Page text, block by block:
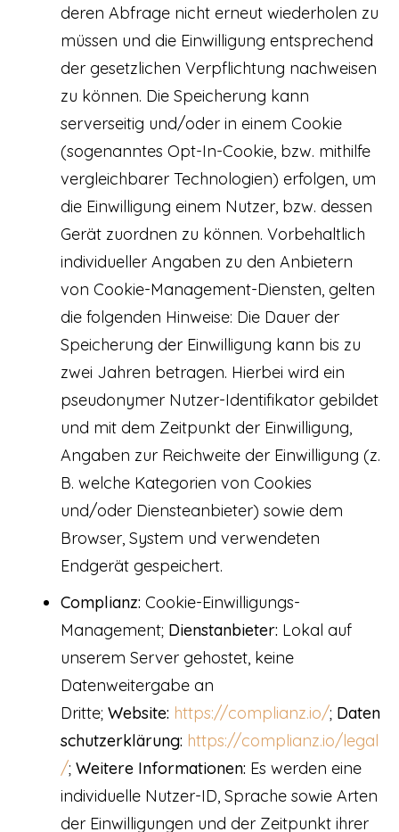
deren Abfrage nicht erneut wiederholen zu
müssen und die Einwilligung entsprechend
der gesetzlichen Verpflichtung nachweisen
zu können. Die Speicherung kann
serverseitig und/oder in einem Cookie
(sogenanntes Opt-In-Cookie, bzw. mithilfe
vergleichbarer Technologien) erfolgen, um
die Einwilligung einem Nutzer, bzw. dessen
Gerät zuordnen zu können. Vorbehaltlich
individueller Angaben zu den Anbietern
von Cookie-Management-Diensten, gelten
die folgenden Hinweise: Die Dauer der
Speicherung der Einwilligung kann bis zu
zwei Jahren betragen. Hierbei wird ein
pseudonymer Nutzer-Identifikator gebildet
und mit dem Zeitpunkt der Einwilligung,
Angaben zur Reichweite der Einwilligung (z.
B. welche Kategorien von Cookies
und/oder Diensteanbieter) sowie dem
Browser, System und verwendeten
Endgerät gespeichert.
Complianz: Cookie-Einwilligungs-
Management; Dienstanbieter: Lokal auf
unserem Server gehostet, keine
Datenweitergabe an
Dritte; Website: https://complianz.io/; Daten
schutzerklärung: https://complianz.io/legal
/; Weitere Informationen: Es werden eine
individuelle Nutzer-ID, Sprache sowie Arten
der Einwilligungen und der Zeitpunkt ihrer